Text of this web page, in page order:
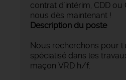
contrat d'intérim, CDD ou
nous dès maintenant !
Description du poste
Nous recherchons pour
spécialisé dans les
maçon VRD h/f.